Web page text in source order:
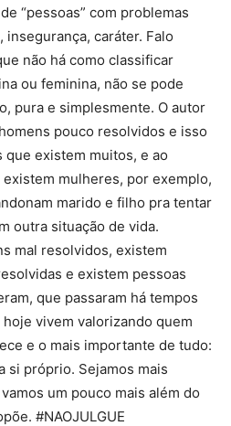
“pessoas” com problemas
insegurança, caráter. Falo
não há como classificar
ou feminina, não se pode
pura e simplesmente. O autor
pouco resolvidos e isso
que existem muitos, e ao
existem mulheres, por exemplo,
marido e filho pra tentar
outra situação de vida.
mal resolvidos, existem
e existem pessoas
que passaram há tempos
vivem valorizando quem
e o mais importante de tudo:
si próprio. Sejamos mais
um pouco mais além do
#NAOJULGUE